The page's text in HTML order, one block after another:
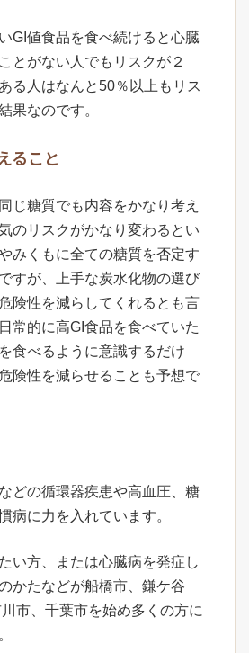
GI値食品を食べ続けると心臓
とがない人でもリスクが２
る人はなんと50％以上もリス
果なのです。
ること
じ糖質でも内容をかなり考え
のリスクがかなり変わるとい
みくもに全ての糖質を否定す
すが、上手な炭水化物の選び
険性を減らしてくれるとも言
常的に高GI食品を食べていた
食べるように意識するだけ
険性を減らせることも予想で
どの循環器疾患や高血圧、糖
病に力を入れています。
い方、または心臓病を発症し
かたなどが船橋市、鎌ケ谷
市、千葉市を始め多くの方に